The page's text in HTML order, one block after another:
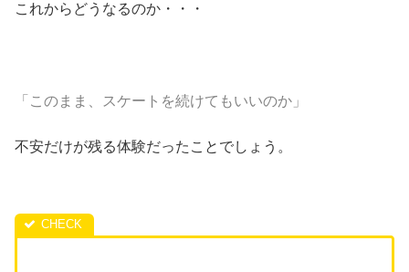
これからどうなるのか・・・
「このまま、スケートを続けてもいいのか」
不安だけが残る体験だったことでしょう。